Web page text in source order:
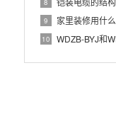
9 家里装修用什么电线好
10 WDZB-BYJ和WDZC-